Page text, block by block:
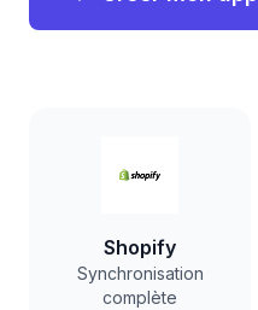
Shopify
Synchronisation
complète